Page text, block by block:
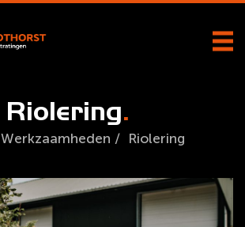
Riolering
Werkzaamheden / Riolering